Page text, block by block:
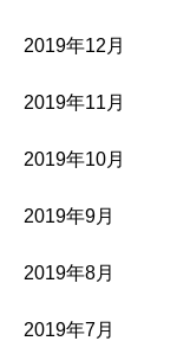
2019年12月
2019年11月
2019年10月
2019年9月
2019年8月
2019年7月